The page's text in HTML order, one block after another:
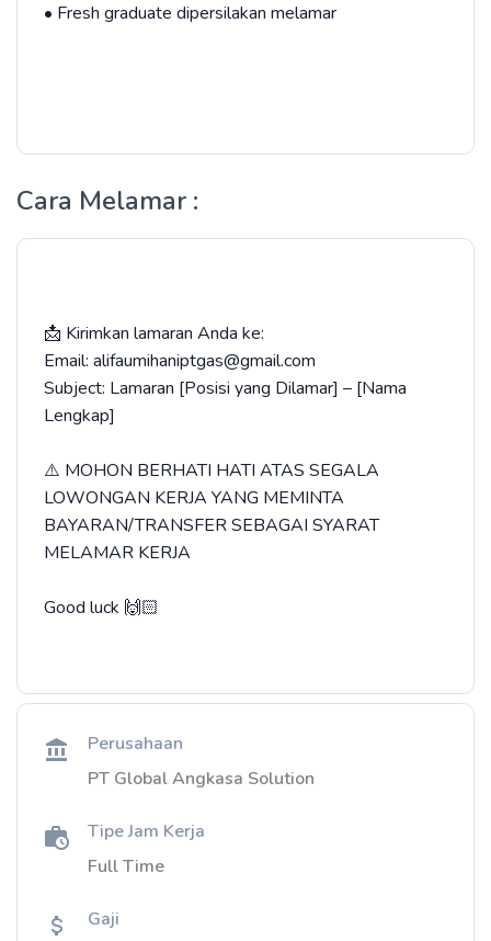
• Fresh graduate dipersilakan melamar
Cara Melamar :
📩 Kirimkan lamaran Anda ke:
Email: alifaumihaniptgas@gmail.com
Subject: Lamaran [Posisi yang Dilamar] – [Nama
Lengkap]
⚠️ MOHON BERHATI HATI ATAS SEGALA
LOWONGAN KERJA YANG MEMINTA
BAYARAN/TRANSFER SEBAGAI SYARAT
MELAMAR KERJA
Good luck 🙌🏻
Perusahaan
PT Global Angkasa Solution
Tipe Jam Kerja
Full Time
Gaji